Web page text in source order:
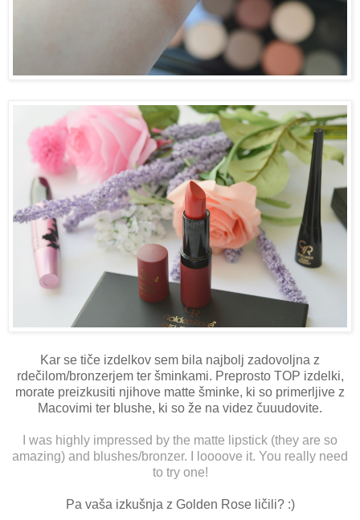
Kar se tiče izdelkov sem bila najbolj zadovoljna z
rdečilom/bronzerjem ter šminkami. Preprosto TOP izdelki,
morate preizkusiti njihove matte šminke, ki so primerljive z
Macovimi ter blushe, ki so že na videz čuuudovite.
I was highly impressed by the matte lipstick (they are so
amazing) and blushes/bronzer. I loooove it. You really need
to try one!
Pa vaša izkušnja z Golden Rose ličili? :)